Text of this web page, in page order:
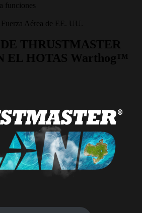
funciones
Aérea de EE. UU.
THRUSTMASTER
EL HOTAS Warthog™